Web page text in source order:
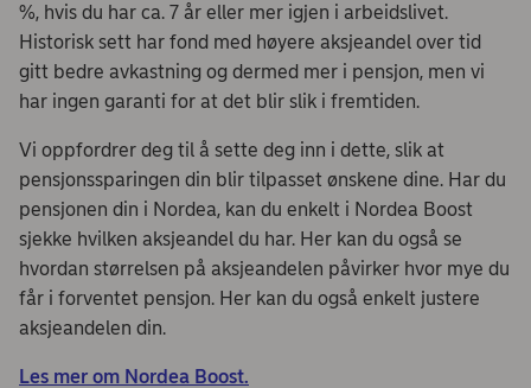
%, hvis du har ca. 7 år eller mer igjen i arbeidslivet.
Historisk sett har fond med høyere aksjeandel over tid
gitt bedre avkastning og dermed mer i pensjon, men vi
har ingen garanti for at det blir slik i fremtiden.
Vi oppfordrer deg til å sette deg inn i dette, slik at
pensjonssparingen din blir tilpasset ønskene dine. Har du
pensjonen din i Nordea, kan du enkelt i Nordea Boost
sjekke hvilken aksjeandel du har. Her kan du også se
hvordan størrelsen på aksjeandelen påvirker hvor mye du
får i forventet pensjon. Her kan du også enkelt justere
aksjeandelen din.​
Les mer om Nordea Boost.